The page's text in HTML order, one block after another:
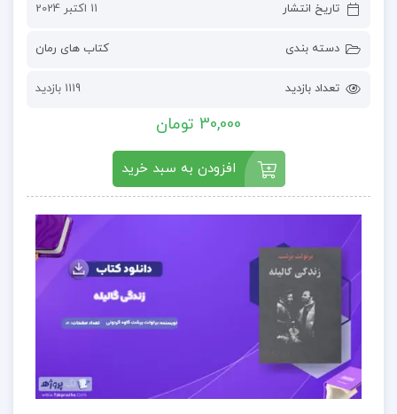
تاریخ انتشار 11 اکتبر 2024
دسته بندی کتاب های رمان
تعداد بازدید 1119 بازدید
30,000 تومان
افزودن به سبد خرید